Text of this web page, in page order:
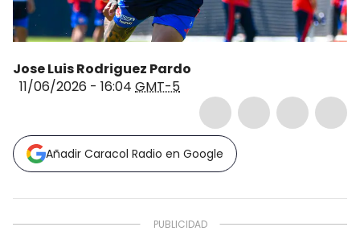
Jose Luis Rodriguez Pardo
11/06/2026 - 16:04 GMT-5
Añadir Caracol Radio en Google